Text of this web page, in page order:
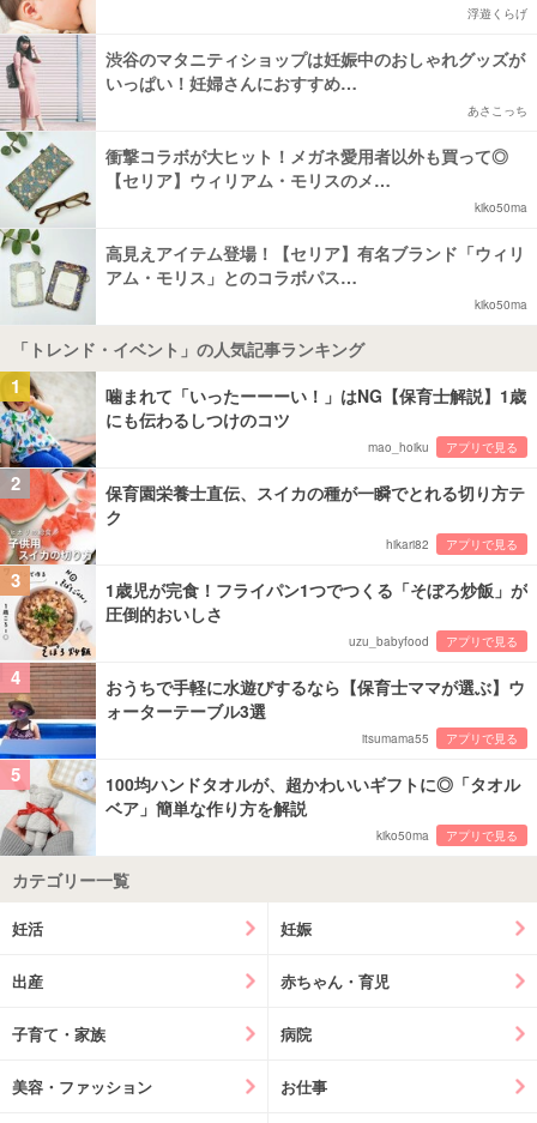
浮遊くらげ
渋谷のマタニティショップは妊娠中のおしゃれグッズが
いっぱい！妊婦さんにおすすめ…
あさこっち
衝撃コラボが大ヒット！メガネ愛用者以外も買って◎
【セリア】ウィリアム・モリスのメ…
kiko50ma
高見えアイテム登場！【セリア】有名ブランド「ウィリ
アム・モリス」とのコラボパス…
kiko50ma
「トレンド・イベント」の人気記事ランキング
1
噛まれて「いったーーーい！」はNG【保育士解説】1歳
にも伝わるしつけのコツ
mao_hoiku アプリで見る
2
保育園栄養士直伝、スイカの種が一瞬でとれる切り方テ
ク
hikari82 アプリで見る
3
1歳児が完食！フライパン1つでつくる「そぼろ炒飯」が
圧倒的おいしさ
uzu_babyfood アプリで見る
4
おうちで手軽に水遊びするなら【保育士ママが選ぶ】ウ
ォーターテーブル3選
itsumama55 アプリで見る
5
100均ハンドタオルが、超かわいいギフトに◎「タオル
ベア」簡単な作り方を解説
kiko50ma アプリで見る
カテゴリー一覧
妊活 妊娠
出産 赤ちゃん・育児
子育て・家族 病院
美容・ファッション お仕事